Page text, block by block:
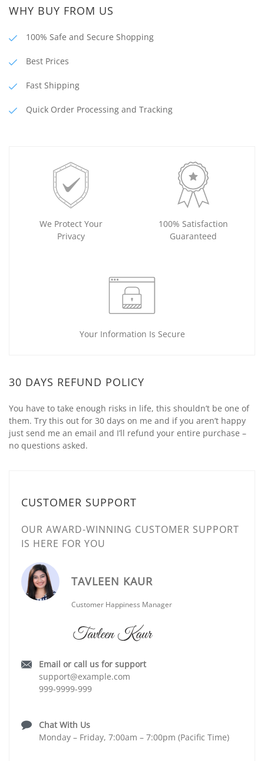
WHY BUY FROM US
100% Safe and Secure Shopping
Best Prices
Fast Shipping
Quick Order Processing and Tracking
We Protect Your
Privacy
100% Satisfaction
Guaranteed
Your Information Is Secure
30 DAYS REFUND POLICY
You have to take enough risks in life, this shouldn’t be one of
them. Try this out for 30 days on me and if you aren’t happy
just send me an email and I’ll refund your entire purchase –
no questions asked.
CUSTOMER SUPPORT
OUR AWARD-WINNING CUSTOMER SUPPORT
IS HERE FOR YOU
TAVLEEN KAUR
Customer Happiness Manager
Email or call us for support
support@example.com
999-9999-999
Chat With Us
Monday – Friday, 7:00am – 7:00pm (Pacific Time)